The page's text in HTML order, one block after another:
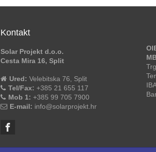
Kontakt
Solar Projekt d.o.o.
Cesta Mira 16, Split
Ured: Velebitska 76, Split
Tel/Fax: +385 21 655 117
Mob 1: +385 99 705 7900
E-mail: info@solarprojekt.hr